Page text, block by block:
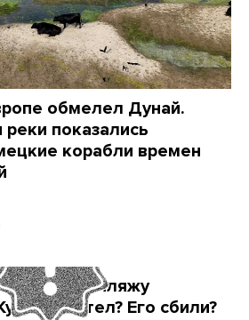
обмелел Дунай.
показались
корабли времен
попал по пляжу
он летел? Его сбили?